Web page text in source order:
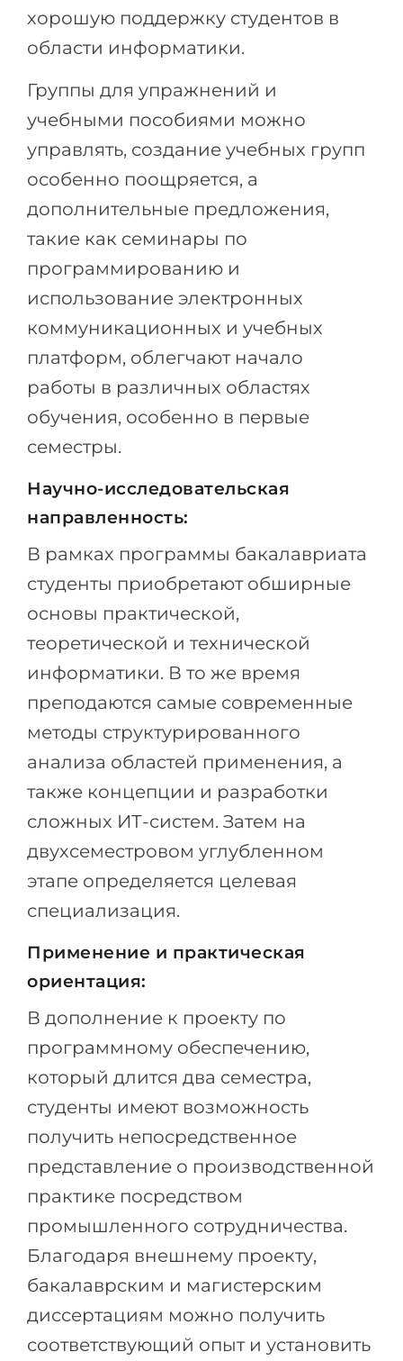
хорошую поддержку студентов в
области информатики.
Группы для упражнений и
учебными пособиями можно
управлять, создание учебных групп
особенно поощряется, а
дополнительные предложения,
такие как семинары по
программированию и
использование электронных
коммуникационных и учебных
платформ, облегчают начало
работы в различных областях
обучения, особенно в первые
семестры.
Научно-исследовательская
направленность:
В рамках программы бакалавриата
студенты приобретают обширные
основы практической,
теоретической и технической
информатики. В то же время
преподаются самые современные
методы структурированного
анализа областей применения, а
также концепции и разработки
сложных ИТ-систем. Затем на
двухсеместровом углубленном
этапе определяется целевая
специализация.
Применение и практическая
ориентация:
В дополнение к проекту по
программному обеспечению,
который длится два семестра,
студенты имеют возможность
получить непосредственное
представление о производственной
практике посредством
промышленного сотрудничества.
Благодаря внешнему проекту,
бакалаврским и магистерским
диссертациям можно получить
соответствующий опыт и установить